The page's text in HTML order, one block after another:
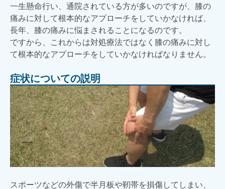
一生懸命行い、通院されている方が多いのですが、膝の
痛みに対して根本的なアプローチをしていかなければ、
長年、膝の痛みに悩まされることになるのです。
ですから、これからは対処療法ではなく膝の痛みに対し
て根本的なアプローチをしていかなければなりません。
症状についての説明
スポーツなどの外傷で半月板や靭帯を損傷してしまい、